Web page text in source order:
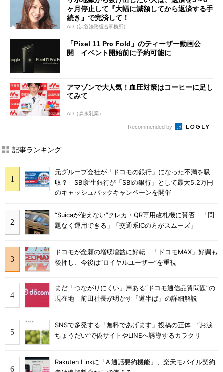
ヶ月停止して『大幅に減額してから返済する手
続き』で完済して！
AD（渋谷法務総合事務所）
「Pixel 11 Pro Fold」のティーザー動画公
開 イベント開始前に予約可能に
アマゾンで大人気！血圧対策はコーヒーに足し
てみて
AD（森永乳業）
Recommended by
記事ランキング
元グループ会社が「ドコモの銀行」になった不満を吸
収？ SBI新生銀行が「SBIの銀行」として最大5.2万円
のキャッシュバックキャンペーンを開催
“Suicaが使えない”クレカ・QR専用改札機に賛否 「問
題なく運用できる」「交通系ICの方がスムーズ」
ドコモが念願の増収増益に好転 「ドコモMAX」好調も
後押し、今後は“ロイヤルユーザー”を重視
まだ「つながりにくい」声ある“ドコモ通信品質問題”の
現在地 前田社長が明かす「道半ば」の詳細解説
SNSで多発する「無料であげます」投稿の正体 “お涙
ちょうだい”で偽サイトやLINEへ誘導するカラクリ
Rakuten Linkに「AI通話要約機能」、楽天モバイル契約